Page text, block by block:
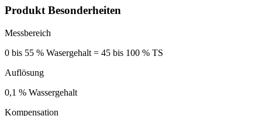
Produkt Besonderheiten
Messbereich
0 bis 55 % Wasergehalt = 45 bis 100 % TS
Auflösung
0,1 % Wassergehalt
Kompensation